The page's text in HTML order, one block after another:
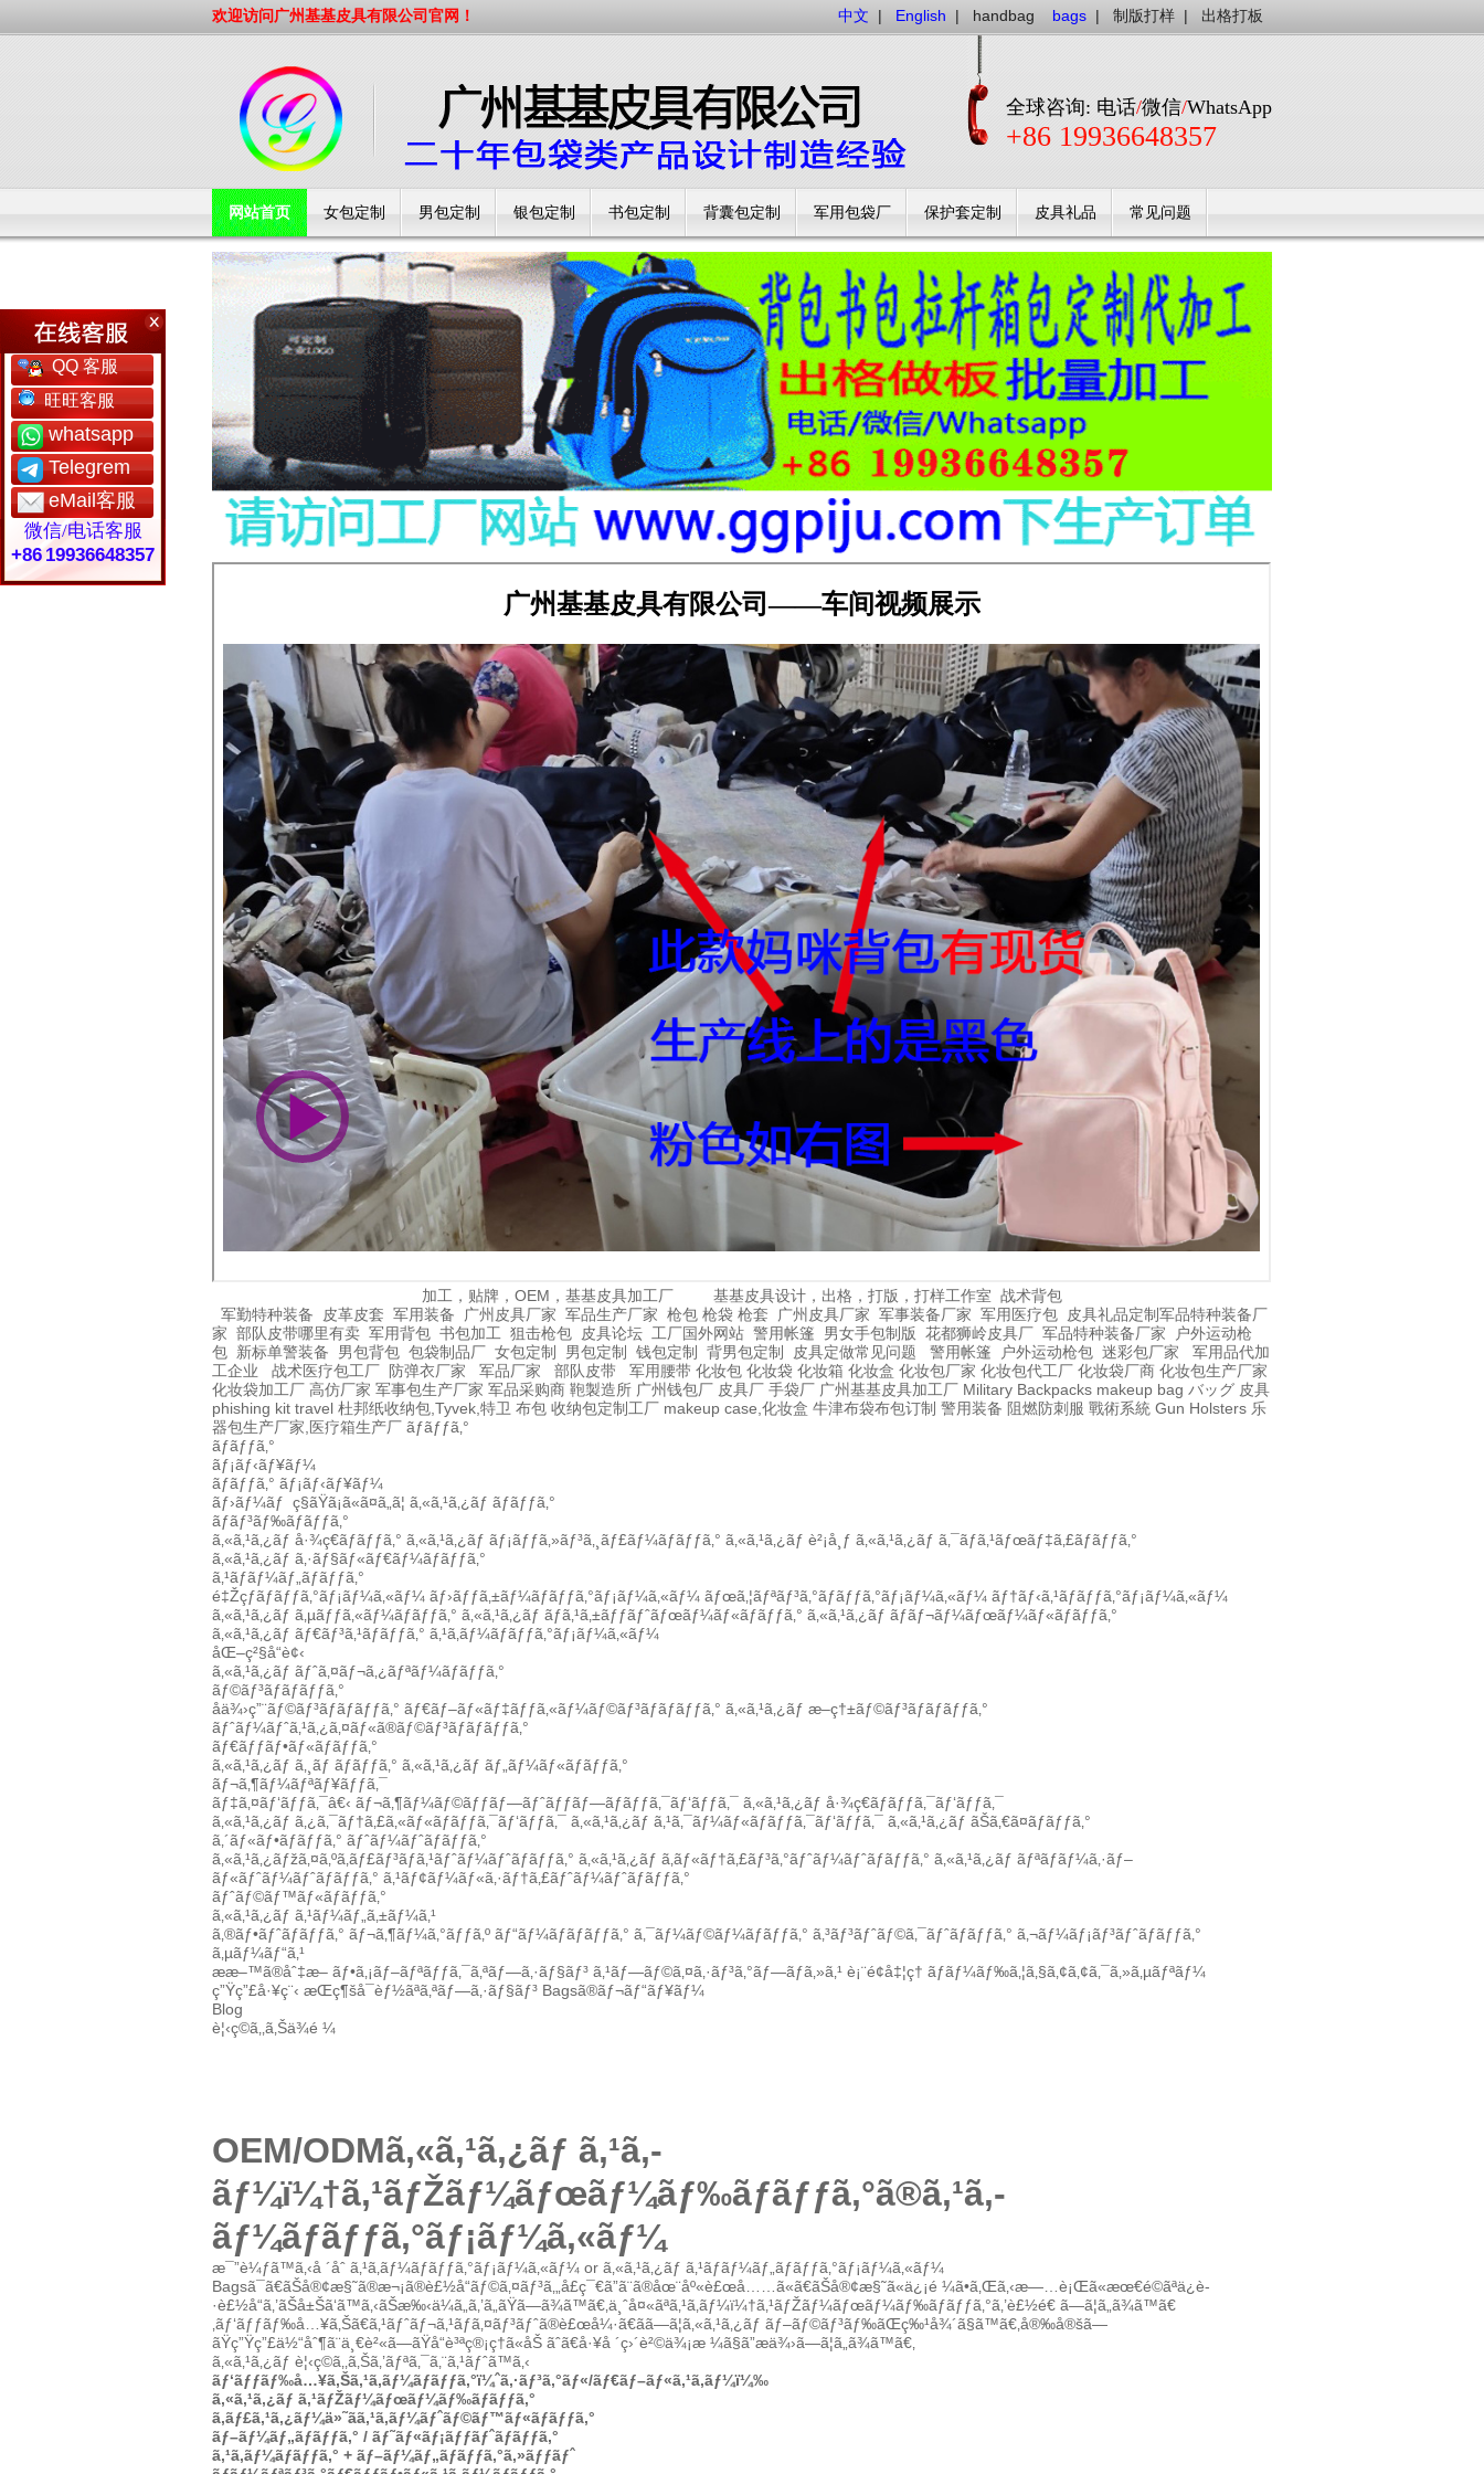
欢迎访问广州基基皮具有限公司官网！ 中文 | English | handbag bags | 制版打样 | 出格打板
全球咨询: 电话/微信/WhatsApp
+86 19936648357
网站首页 女包定制 男包定制 银包定制 书包定制 背囊包定制 军用包袋厂 保护套定制 皮具礼品 常见问题
工厂简介
加工，贴牌，OEM，基基皮具加工厂 基基皮具设计，出格，打版，打样工作室 战术背包
军勤特种装备
皮革皮套 军用装备 广州皮具厂家 军品生产厂家 枪包 枪袋 枪套 广州皮具厂家 军事装备厂家 军用医疗包 皮具礼品定制军品特种装备厂
家 部队皮带哪里有卖 军用背包 书包加工 狙击枪包 皮具论坛 工厂国外网站 警用帐篷 男女手包制版 花都狮岭皮具厂 军品特种装备厂家
户外运动枪
包 新标单警装备 男包背包 包袋制品厂 女包定制 男包定制 钱包定制 背男包定制 皮具定做常见问题 警用帐篷 户外运动枪包 迷彩包厂家
军用品代加
工企业
战术医疗包工厂 防弹衣厂家 军品厂家 部队皮带 军用腰带 化妆包 化妆袋 化妆箱 化妆盒 化妆包厂家 化妆包代工厂 化妆袋厂商 化妆包生产厂家
化妆袋加工厂 高仿厂家 军事包生产厂家 军品采购商 鞄製造所 广州钱包厂 皮具厂 手袋厂 广州基基皮具加工厂 Military Backpacks makeup bag バッグ 皮具
phishing kit travel 杜邦纸收纳包,Tyvek,特卫 布包 收纳包定制工厂 makeup case,化妆盒 牛津布袋布包订制 警用装备 阻燃防刺服 戰術系統 Gun Holsters 乐
器包生产厂家,医疗箱生产厂 ãƒãƒƒã‚°
ãƒãƒƒã‚°
ãƒ¡ãƒ‹ãƒ¥ãƒ¼
ãƒãƒƒã‚° ãƒ¡ãƒ‹ãƒ¥ãƒ¼
ãƒ›ãƒ¼ãƒ ç§ãŸã¡ã«ã¤ã„ã¦ ã‚«ã‚¹ã‚¿ãƒ ãƒãƒƒã‚°
ãƒãƒ³ãƒ‰ãƒãƒƒã‚°
ã‚«ã‚¹ã‚¿ãƒ å·¾ç€ãƒãƒƒã‚° ã‚«ã‚¹ã‚¿ãƒ ãƒ¡ãƒƒã‚»ãƒ³ã‚¸ãƒ£ãƒ¼ãƒãƒƒã‚° ã‚«ã‚¹ã‚¿ãƒ è²¡å¸ƒ ã‚«ã‚¹ã‚¿ãƒ ã‚¯ãƒ­ã‚¹ãƒœãƒ‡ã‚£ãƒãƒƒã‚°
ã‚«ã‚¹ã‚¿ãƒ ã‚·ãƒ§ãƒ«ãƒ€ãƒ¼ãƒãƒƒã‚°
ã‚¹ãƒãƒ¼ãƒ„ãƒãƒƒã‚°
é‡Žçƒãƒãƒƒã‚°ãƒ¡ãƒ¼ã‚«ãƒ¼ ãƒ›ãƒƒã‚±ãƒ¼ãƒãƒƒã‚°ãƒ¡ãƒ¼ã‚«ãƒ¼ ãƒœã‚¦ãƒªãƒ³ã‚°ãƒãƒƒã‚°ãƒ¡ãƒ¼ã‚«ãƒ¼ ãƒ†ãƒ‹ã‚¹ãƒãƒƒã‚°ãƒ¡ãƒ¼ã‚«ãƒ¼
ã‚«ã‚¹ã‚¿ãƒ ã‚µãƒƒã‚«ãƒ¼ãƒãƒƒã‚° ã‚«ã‚¹ã‚¿ãƒ ãƒã‚¹ã‚±ãƒƒãƒˆãƒœãƒ¼ãƒ«ãƒãƒƒã‚° ã‚«ã‚¹ã‚¿ãƒ ãƒãƒ¬ãƒ¼ãƒœãƒ¼ãƒ«ãƒãƒƒã‚°
ã‚«ã‚¹ã‚¿ãƒ ãƒ€ãƒ³ã‚¹ãƒãƒƒã‚° ã‚¹ã‚­ãƒ¼ãƒãƒƒã‚°ãƒ¡ãƒ¼ã‚«ãƒ¼
åŒ–ç²§å“è¢‹
ã‚«ã‚¹ã‚¿ãƒ ãƒˆã‚¤ãƒ¬ã‚¿ãƒªãƒ¼ãƒãƒƒã‚°
ãƒ©ãƒ³ãƒãƒãƒƒã‚°
å­ä¾›ç”¨ãƒ©ãƒ³ãƒãƒãƒƒã‚° ãƒ€ãƒ–ãƒ«ãƒ‡ãƒƒã‚«ãƒ¼ãƒ©ãƒ³ãƒãƒãƒƒã‚° ã‚«ã‚¹ã‚¿ãƒ æ–­ç†±ãƒ©ãƒ³ãƒãƒãƒƒã‚°
ãƒˆãƒ¼ãƒˆã‚¹ã‚¿ã‚¤ãƒ«ã®ãƒ©ãƒ³ãƒãƒãƒƒã‚°
ãƒ€ãƒƒãƒ•ãƒ«ãƒãƒƒã‚°
ã‚«ã‚¹ã‚¿ãƒ ã‚¸ãƒ ãƒãƒƒã‚° ã‚«ã‚¹ã‚¿ãƒ ãƒ„ãƒ¼ãƒ«ãƒãƒƒã‚°
ãƒ¬ã‚¶ãƒ¼ãƒªãƒ¥ãƒƒã‚¯
ãƒ‡ã‚¤ãƒ‘ãƒƒã‚¯â€‹ ãƒ¬ã‚¶ãƒ¼ãƒ©ãƒƒãƒ—ãƒˆãƒƒãƒ—ãƒãƒƒã‚¯ãƒ‘ãƒƒã‚¯ ã‚«ã‚¹ã‚¿ãƒ å·¾ç€ãƒãƒƒã‚¯ãƒ‘ãƒƒã‚¯
ã‚«ã‚¹ã‚¿ãƒ ã‚¿ã‚¯ãƒ†ã‚£ã‚«ãƒ«ãƒãƒƒã‚¯ãƒ‘ãƒƒã‚¯ ã‚«ã‚¹ã‚¿ãƒ ã‚¹ã‚¯ãƒ¼ãƒ«ãƒãƒƒã‚¯ãƒ‘ãƒƒã‚¯ ã‚«ã‚¹ã‚¿ãƒ ãŠã‚€ã¤ãƒãƒƒã‚°
ã‚´ãƒ«ãƒ•ãƒãƒƒã‚° ãƒˆãƒ¼ãƒˆãƒãƒƒã‚°
ã‚«ã‚¹ã‚¿ãƒžã‚¤ã‚ºã‚­ãƒ£ãƒ³ãƒã‚¹ãƒˆãƒ¼ãƒˆãƒãƒƒã‚° ã‚«ã‚¹ã‚¿ãƒ ã‚­ãƒ«ãƒ†ã‚£ãƒ³ã‚°ãƒˆãƒ¼ãƒˆãƒãƒƒã‚° ã‚«ã‚¹ã‚¿ãƒ ãƒªãƒãƒ¼ã‚·ãƒ–
ãƒ«ãƒˆãƒ¼ãƒˆãƒãƒƒã‚° ã‚¹ãƒ¢ãƒ¼ãƒ«ã‚·ãƒ†ã‚£ãƒˆãƒ¼ãƒˆãƒãƒƒã‚°
ãƒˆãƒ©ãƒ™ãƒ«ãƒãƒƒã‚°
ã‚«ã‚¹ã‚¿ãƒ ã‚¹ãƒ¼ãƒ„ã‚±ãƒ¼ã‚¹
ã‚®ãƒ•ãƒˆãƒãƒƒã‚° ãƒ¬ã‚¶ãƒ¼ã‚°ãƒƒã‚º ãƒ“ãƒ¼ãƒãƒãƒƒã‚° ã‚¯ãƒ¼ãƒ©ãƒ¼ãƒãƒƒã‚° ã‚³ãƒ³ãƒˆãƒ©ã‚¯ãƒˆãƒãƒƒã‚° ã‚¬ãƒ¼ãƒ¡ãƒ³ãƒˆãƒãƒƒã‚°
ã‚µãƒ¼ãƒ“ã‚¹
ææ–™ã®åˆ‡æ–­ ãƒ•ã‚¡ãƒ–ãƒªãƒƒã‚¯ã‚ªãƒ—ã‚·ãƒ§ãƒ³ ã‚¹ãƒ—ãƒ©ã‚¤ã‚·ãƒ³ã‚°ãƒ—ãƒ­ã‚»ã‚¹ è¡¨é¢å‡¦ç† ãƒãƒ¼ãƒ‰ã‚¦ã‚§ã‚¢ã‚¢ã‚¯ã‚»ã‚µãƒªãƒ¼
ç”Ÿç”£å·¥ç¨‹ æŒç¶šå¯èƒ½ãªã‚ªãƒ—ã‚·ãƒ§ãƒ³ Bagsã®ãƒ¬ãƒ“ãƒ¥ãƒ¼
Blog
è¦‹ç©ã‚‚ã‚Šä¾é ¼
OEM/ODMã‚«ã‚¹ã‚¿ãƒ ã‚¹ã‚­
ãƒ¼ï¼†ã‚¹ãƒŽãƒ¼ãƒœãƒ¼ãƒ‰ãƒãƒƒã‚°ã®ã‚¹ã‚­
ãƒ¼ãƒãƒƒã‚°ãƒ¡ãƒ¼ã‚«ãƒ¼
æ¯”è¼ƒã™ã‚‹å ´åˆ ã‚¹ã‚­ãƒ¼ãƒãƒƒã‚°ãƒ¡ãƒ¼ã‚«ãƒ¼ or ã‚«ã‚¹ã‚¿ãƒ ã‚¹ãƒãƒ¼ãƒ„ãƒãƒƒã‚°ãƒ¡ãƒ¼ã‚«ãƒ¼
Bagsã¯ã€ãŠå®¢æ§˜ã®æ¬¡ã®è£½å“ãƒ©ã‚¤ãƒ³ã‚„å­£ç¯€ã”ã¨ã®åœ¨åº«è£œå……ã«ã€ãŠå®¢æ§˜ã«ä¿¡é ¼ã•ã‚Œã‚‹æ—…è¡Œã«æœ€é©ãªä¿è­
·è£½å“ã‚’ãŠå±Šã‘ã™ã‚‹ãŠæ‰‹ä¼ã„ã‚’ã„ãŸã—ã¾ã™ã€‚ä¸ˆå¤«ãªã‚¹ã‚­ãƒ¼ï¼†ã‚¹ãƒŽãƒ¼ãƒœãƒ¼ãƒ‰ãƒãƒƒã‚°ã‚’è£½é€ ã—ã¦ã„ã¾ã™ã€
‚ãƒ‘ãƒƒãƒ‰å…¥ã‚Šã€ã‚¹ãƒˆãƒ¬ã‚¹ãƒã‚¤ãƒ³ãƒˆã®è£œå¼·ã€ãã—ã¦ã‚«ã‚¹ã‚¿ãƒ ãƒ–ãƒ©ãƒ³ãƒ‰ãŒç‰¹å¾´ã§ã™ã€‚å®‰å®šã—
ãŸç”Ÿç”£ä½“åˆ¶ã¨ä¸€è²«ã—ãŸå“è³ªç®¡ç†ã«åŠ ãˆã€å·¥å ´ç›´è²©ä¾¡æ ¼ã§ã”æä¾›ã—ã¦ã„ã¾ã™ã€‚
ã‚«ã‚¹ã‚¿ãƒ è¦‹ç©ã‚‚ã‚Šã‚’ãƒªã‚¯ã‚¨ã‚¹ãƒˆã™ã‚‹
ãƒ‘ãƒƒãƒ‰å…¥ã‚Šã‚¹ã‚­ãƒ¼ãƒãƒƒã‚°ï¼ˆã‚·ãƒ³ã‚°ãƒ«/ãƒ€ãƒ–ãƒ«ã‚¹ã‚­ãƒ¼ï¼‰
ã‚«ã‚¹ã‚¿ãƒ ã‚¹ãƒŽãƒ¼ãƒœãƒ¼ãƒ‰ãƒãƒƒã‚°
ã‚­ãƒ£ã‚¹ã‚¿ãƒ¼ä»˜ãã‚¹ã‚­ãƒ¼ãƒˆãƒ©ãƒ™ãƒ«ãƒãƒƒã‚°
ãƒ–ãƒ¼ãƒ„ãƒãƒƒã‚° / ãƒ˜ãƒ«ãƒ¡ãƒƒãƒˆãƒãƒƒã‚°
ã‚¹ã‚­ãƒ¼ãƒãƒƒã‚° + ãƒ–ãƒ¼ãƒ„ãƒãƒƒã‚°ã‚»ãƒƒãƒˆ
QQ 客服
旺旺客服
whatsapp
Telegrem
eMail客服
微信/电话客服
+86 19936648357